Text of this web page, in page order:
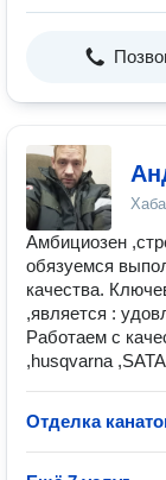
Амбициозен
обязуемся
качества.
,является :
Работаем с
,husqvarna
Отделка